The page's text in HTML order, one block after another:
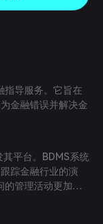
指导服务。它旨在
金融错误并解决金
平台。BDMS系统
踪金融行业的演
的管理活动更加轻